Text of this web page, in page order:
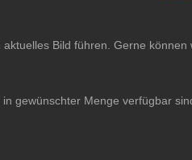
Bild führen. Gerne
gewünschter Menge verfügbar